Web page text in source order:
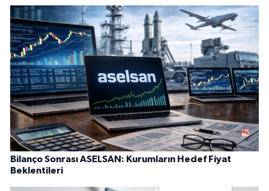
Bilanço Sonrası ASELSAN: Kurumların Hedef Fiyat
Beklentileri